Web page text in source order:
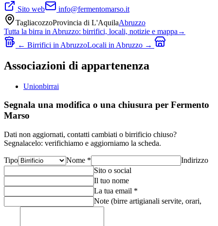
Sito web
info@fermentomarso.it
TagliacozzoProvincia di L'AquilaAbruzzo
Tutta la birra in Abruzzo: birrifici, locali, notizie e mappa →
← Birrifici in AbruzzoLocali in Abruzzo →
Associazioni di appartenenza
Unionbirrai
Segnala una modifica o una chiusura per Fermento
Marso
Dati non aggiornati, contatti cambiati o birrificio chiuso?
Segnalacelo: verifichiamo e aggiorniamo la scheda.
Tipo Nome *
Indirizzo
Sito o social
Il tuo nome
La tua email *
Note (birre artigianali servite, orari,